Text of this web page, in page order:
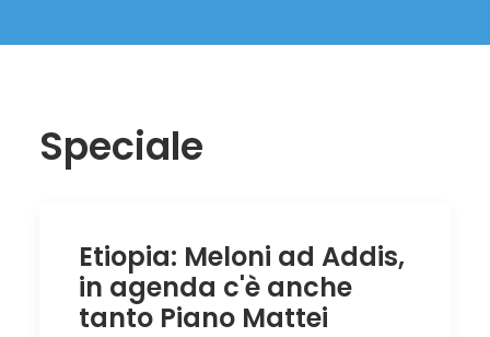
Speciale
Etiopia: Meloni ad Addis,
in agenda c'è anche
tanto Piano Mattei